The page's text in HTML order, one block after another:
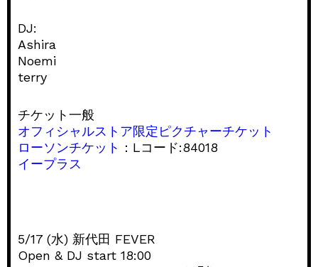
DJ:
Ashira
Noemi
terry
チケット一般
オフィシャルストア限定ピクチャーチケット
ローソンチケット ：Lコード:84018
イープラス
5/17 (水) 新代田 FEVER
Open & DJ start 18:00